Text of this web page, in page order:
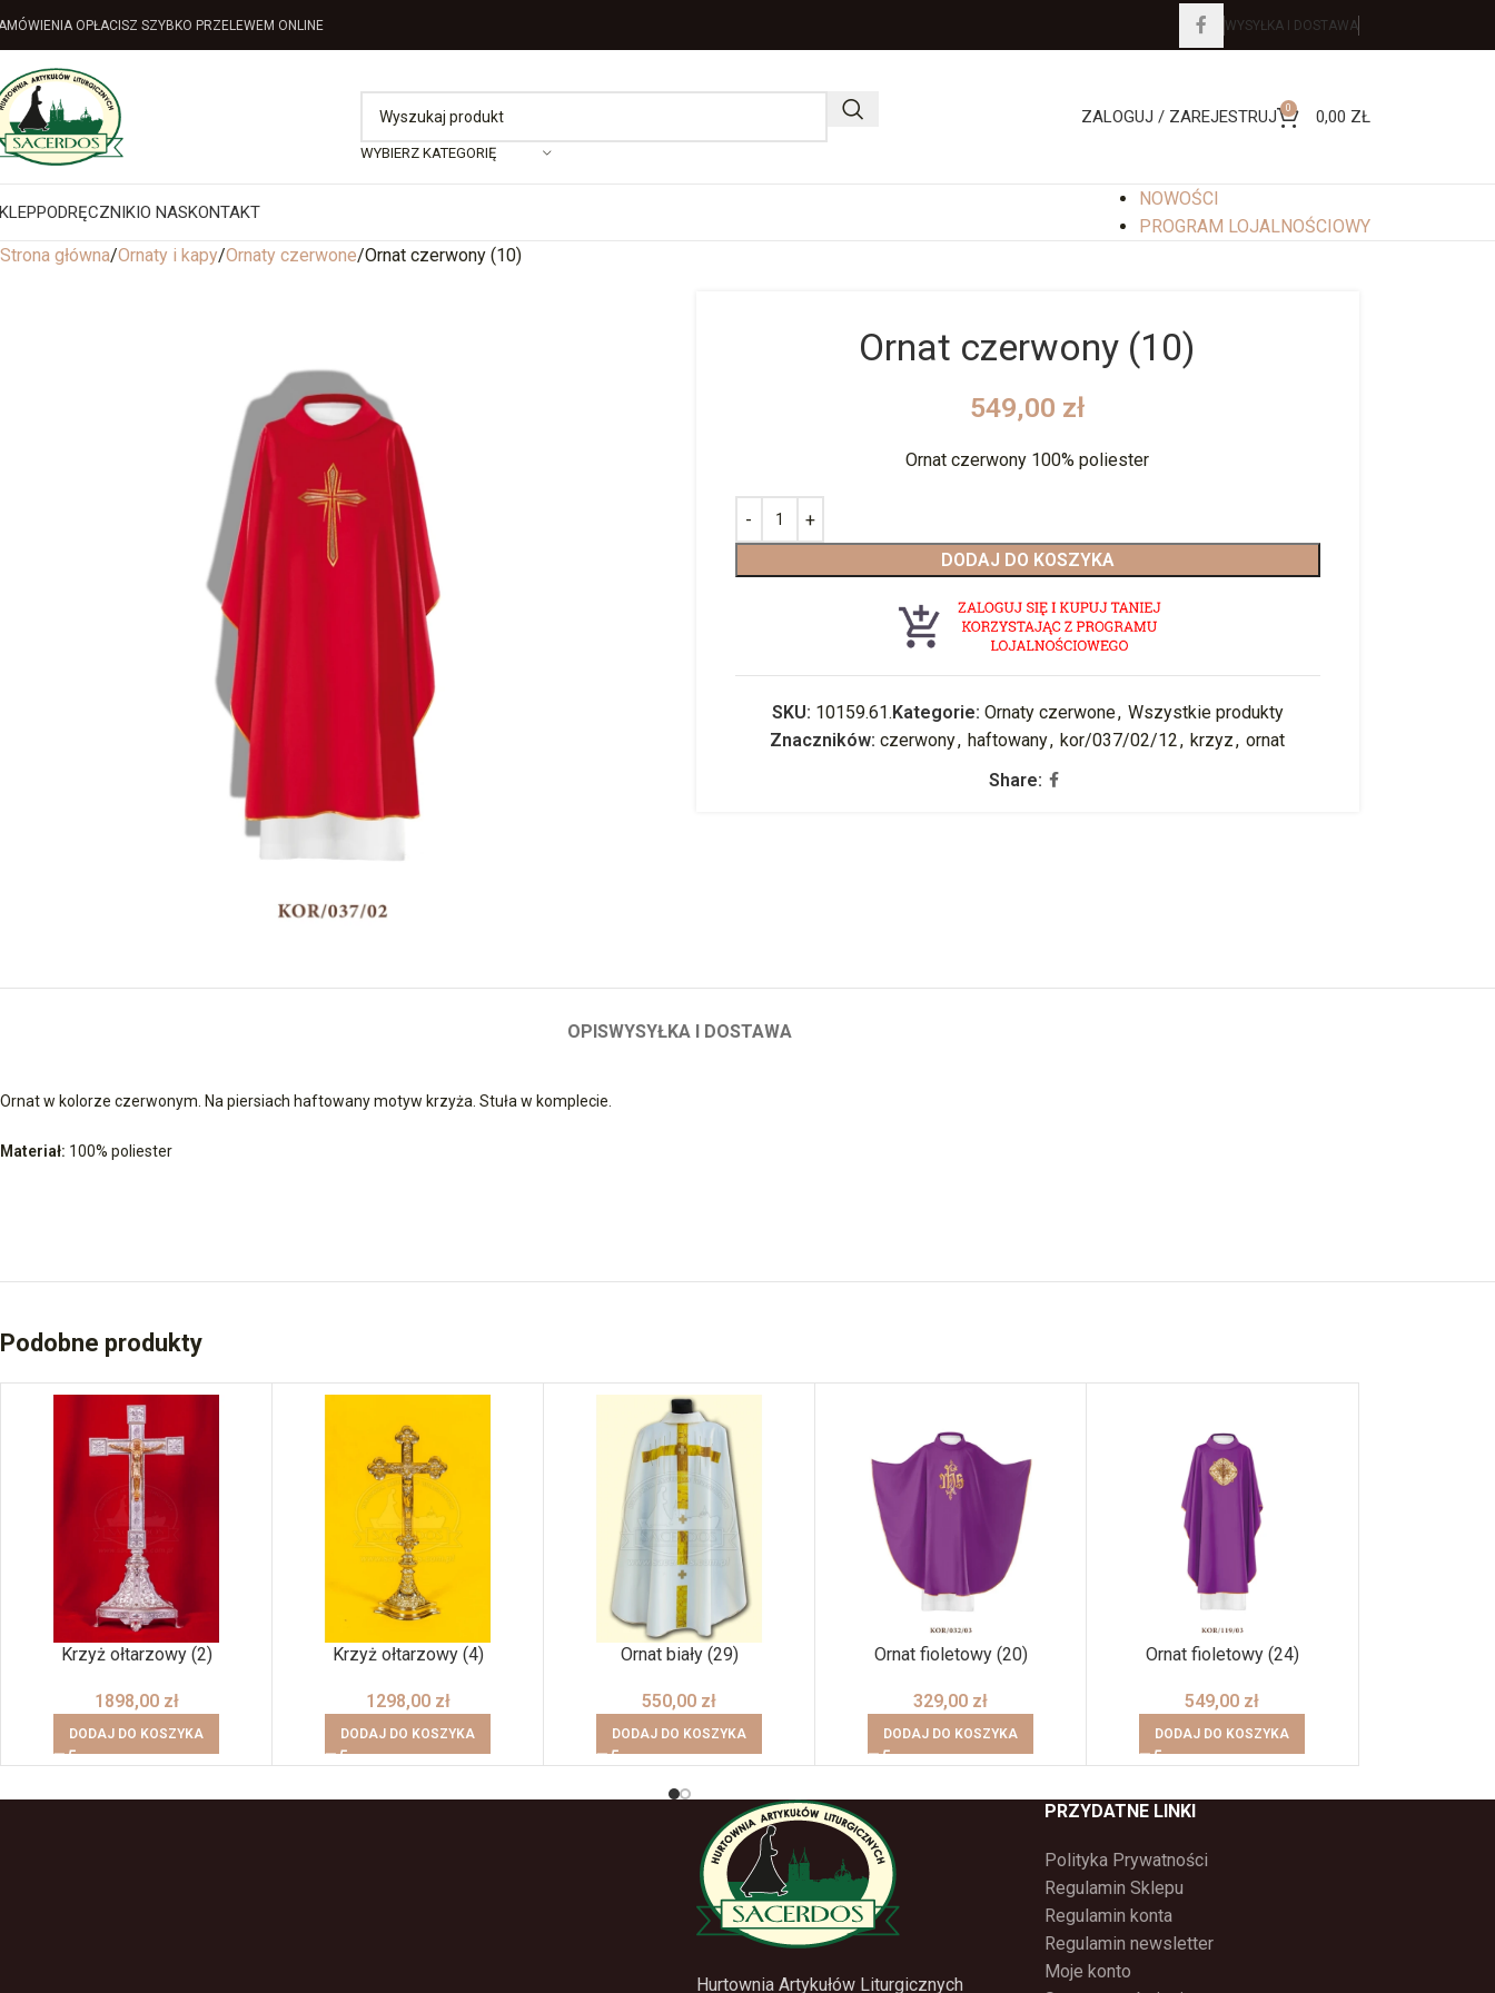
OPŁACISZ SZYBKO PRZELEWEM ONLINE WYSYŁKA I DOSTAWA
WYBIERZ KATEGORIĘ
ZALOGUJ / ZAREJESTRUJ 0 0,00 ZŁ
PODRĘCZNIKIO NASKONTAKT
NOWOŚCI
PROGRAM LOJALNOŚCIOWY
Strona główna Ornaty i kapy Ornaty czerwone Ornat czerwony (10)
Ornat czerwony (10)
549,00 zł
Ornat czerwony 100% poliester
DODAJ DO KOSZYKA
SKU: 10159.61.Kategorie: Ornaty czerwone, Wszystkie produkty
Znaczników: czerwony, haftowany, kor/037/02/12, krzyz, ornat
Share:
OPISWYSYŁKA I DOSTAWA
Ornat w kolorze czerwonym. Na piersiach haftowany motyw krzyża. Stuła w komplecie.
Materiał: 100% poliester
Podobne produkty
Krzyż ołtarzowy (2)
1898,00 zł
DODAJ DO KOSZYKA
Krzyż ołtarzowy (4)
1298,00 zł
DODAJ DO KOSZYKA
Ornat biały (29)
550,00 zł
DODAJ DO KOSZYKA
Ornat fioletowy (20)
329,00 zł
DODAJ DO KOSZYKA
Ornat fioletowy (24)
549,00 zł
DODAJ DO KOSZYKA
Hurtownia Artykułów Liturgicznych
PRZYDATNE LINKI
Polityka Prywatności
Regulamin Sklepu
Regulamin konta
Regulamin newsletter
Moje konto